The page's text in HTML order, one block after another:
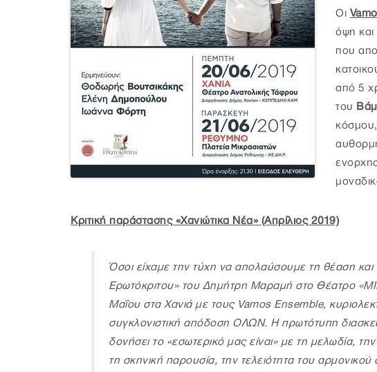
Οι
όψη
που
από 5
του
Κριτική παράστασης «Χανιώτικα Νέα» (Απρίλιος 2019)
Όσοι είχαμε την τύχη να απολαύσουμε τη θέαση
Ερωτόκριτου» του Δημήτρη Μαραμή στο Θέατρο
Μαΐου στα Χανιά με τους Vamos Εnsemble,
συγκλονιστική απόδοση ΟΛΩΝ. Η πρωτότυπη
δονήσει το «εσωτερικό μας είναι» με τη μελωδία,
τη σκηνική παρουσία, την τελειότητα του